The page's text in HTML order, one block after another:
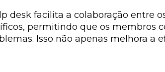
desk facilita a colaboração entre
permitindo que os membros
Isso não apenas melhora a